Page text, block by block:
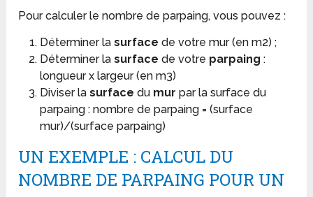
Pour calculer le nombre de parpaing, vous pouvez :
Déterminer la surface de votre mur (en m2) ;
Déterminer la surface de votre parpaing :
longueur x largeur (en m3)
Diviser la surface du mur par la surface du
parpaing : nombre de parpaing = (surface
mur)/(surface parpaing)
UN EXEMPLE : CALCUL DU
NOMBRE DE PARPAING POUR UN